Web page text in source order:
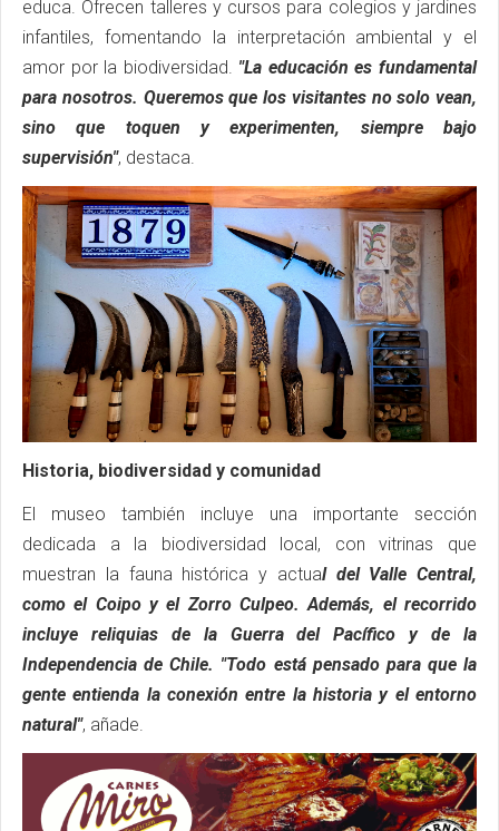
educa. Ofrecen talleres y cursos para colegios y jardines
infantiles, fomentando la interpretación ambiental y el
amor por la biodiversidad. "La educación es fundamental
para nosotros. Queremos que los visitantes no solo vean,
sino que toquen y experimenten, siempre bajo
supervisión", destaca.
Historia, biodiversidad y comunidad
El museo también incluye una importante sección
dedicada a la biodiversidad local, con vitrinas que
muestran la fauna histórica y actual del Valle Central,
como el Coipo y el Zorro Culpeo. Además, el recorrido
incluye reliquias de la Guerra del Pacífico y de la
Independencia de Chile. "Todo está pensado para que la
gente entienda la conexión entre la historia y el entorno
natural", añade.